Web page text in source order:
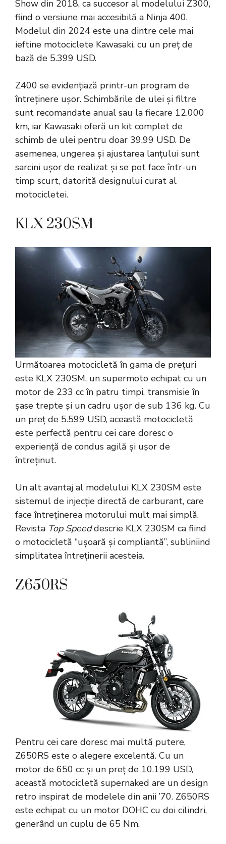
Show din 2018, ca succesor al modelului Z300,
fiind o versiune mai accesibilă a Ninja 400.
Modelul din 2024 este una dintre cele mai
ieftine motociclete Kawasaki, cu un preț de
bază de 5.399 USD.
Z400 se evidențiază printr-un program de
întreținere ușor. Schimbările de ulei și filtre
sunt recomandate anual sau la fiecare 12.000
km, iar Kawasaki oferă un kit complet de
schimb de ulei pentru doar 39,99 USD. De
asemenea, ungerea și ajustarea lanțului sunt
sarcini ușor de realizat și se pot face într-un
timp scurt, datorită designului curat al
motocicletei.
KLX 230SM
Următoarea motocicletă în gama de prețuri
este KLX 230SM, un supermoto echipat cu un
motor de 233 cc în patru timpi, transmisie în
șase trepte și un cadru ușor de sub 136 kg. Cu
un preț de 5.599 USD, această motocicletă
este perfectă pentru cei care doresc o
experiență de condus agilă și ușor de
întreținut.
Un alt avantaj al modelului KLX 230SM este
sistemul de injecție directă de carburant, care
face întreținerea motorului mult mai simplă.
Revista Top Speeddescrie KLX 230SM ca fiind
o motocicletă “ușoară și compliantă”, subliniind
simplitatea întreținerii acesteia.
Z650RS
Pentru cei care doresc mai multă putere,
Z650RS este o alegere excelentă. Cu un
motor de 650 cc și un preț de 10.199 USD,
această motocicletă supernaked are un design
retro inspirat de modelele din anii ’70. Z650RS
este echipat cu un motor DOHC cu doi cilindri,
generând un cuplu de 65 Nm.